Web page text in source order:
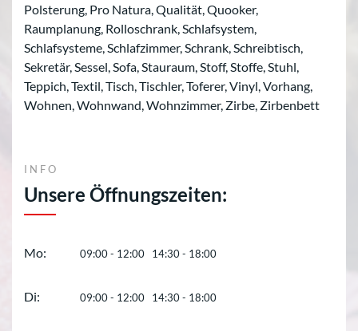
Polsterung, Pro Natura, Qualität, Quooker,
Raumplanung, Rolloschrank, Schlafsystem,
Schlafsysteme, Schlafzimmer, Schrank, Schreibtisch,
Sekretär, Sessel, Sofa, Stauraum, Stoff, Stoffe, Stuhl,
Teppich, Textil, Tisch, Tischler, Toferer, Vinyl, Vorhang,
Wohnen, Wohnwand, Wohnzimmer, Zirbe, Zirbenbett
INFO
Unsere Öffnungszeiten:
Mo: 09:00 - 12:00 14:30 - 18:00
Di: 09:00 - 12:00 14:30 - 18:00